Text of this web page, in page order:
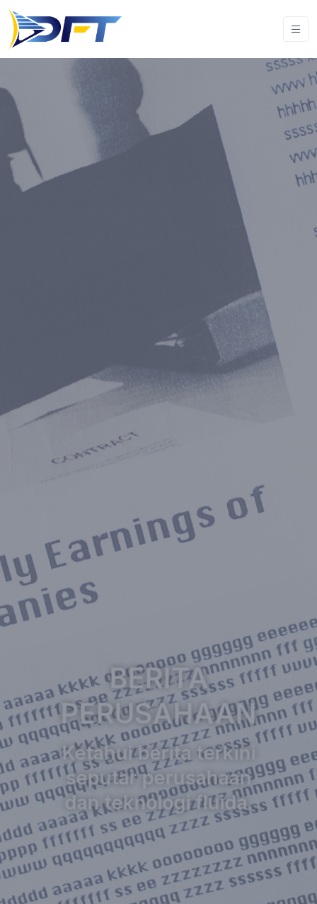
BERITA
PERUSAHAAN
Ketahui berita terkini
seputar perusahaan
dan teknologi fluida.